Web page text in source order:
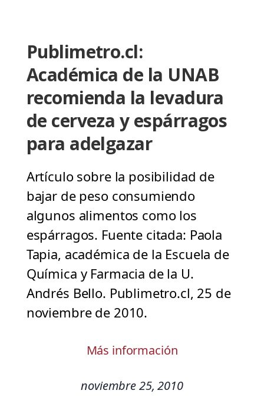
Publimetro.cl:
Académica de la UNAB
recomienda la levadura
de cerveza y espárragos
para adelgazar
Artículo sobre la posibilidad de
bajar de peso consumiendo
algunos alimentos como los
espárragos. Fuente citada: Paola
Tapia, académica de la Escuela de
Química y Farmacia de la U.
Andrés Bello. Publimetro.cl, 25 de
noviembre de 2010.
Más información
noviembre 25, 2010